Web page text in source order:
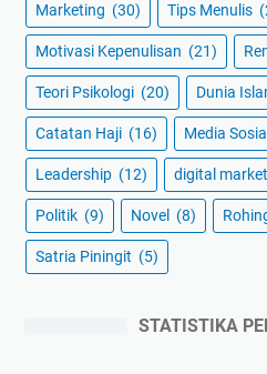
Marketing (30) Tips Menulis
Motivasi Kepenulisan (21)
Teori Psikologi (20) Dunia
Catatan Haji (16) Media Sosial
Leadership (12) digital
Politik (9) Novel (8)
Satria Piningit (5)
STATISTIKA